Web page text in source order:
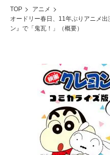
TOP
アニメ
オードリー春日、11年ぶりアニメ
ン』で「鬼瓦！」（概要）